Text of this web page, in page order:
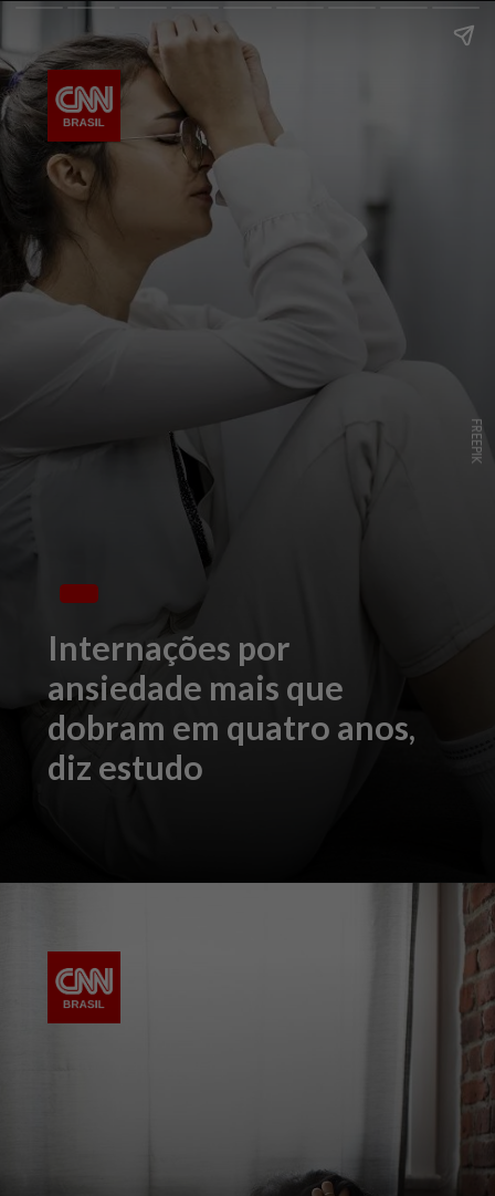
FREEPIK
Internações por
ansiedade mais que
dobram em quatro anos,
diz estudo